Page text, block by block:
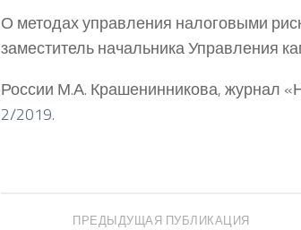
О методах управления налоговыми
заместитель начальника Управления
России М.А. Крашенинникова, журнал
2/2019.
ПРЕДЫДУЩАЯ ПУБЛИКАЦИЯ